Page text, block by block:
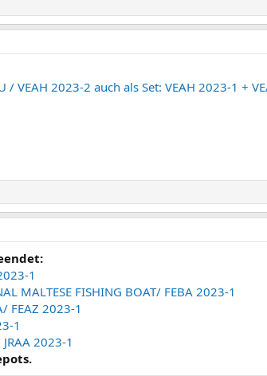
/ VEAH 2023-2 auch als Set: VEAH 2023-1 +
1
MALTESE FISHING BOAT/ FEBA 2023-1
FEAZ 2023-1
1
2023-1